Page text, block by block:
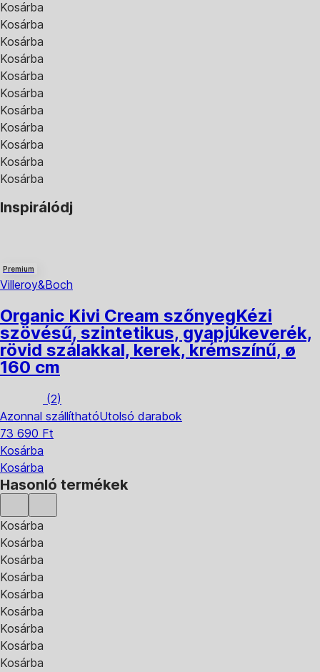
Kosárba
Kosárba
Kosárba
Kosárba
Kosárba
Kosárba
Kosárba
Kosárba
Kosárba
Kosárba
Kosárba
Inspirálódj
Premium
Villeroy&Boch
Organic Kivi Cream szőnyegKézi
szövésű, szintetikus, gyapjúkeverék,
rövid szálakkal, kerek, krémszínű, ø
160 cm
(2)
Azonnal szállíthatóUtolsó darabok
73 690 Ft
Kosárba
Kosárba
Hasonló termékek
Kosárba
Kosárba
Kosárba
Kosárba
Kosárba
Kosárba
Kosárba
Kosárba
Kosárba